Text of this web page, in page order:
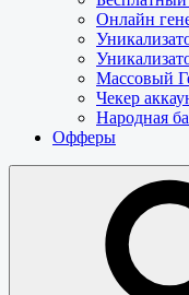
Онлайн
Массовый
Чекер
Народная
Офферы